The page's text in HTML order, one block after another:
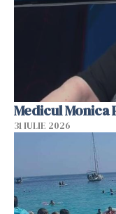
Medicul Monica
31 IULIE 2026